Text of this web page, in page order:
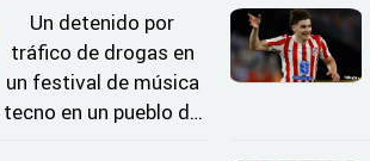
coche
Un detenido por
tráfico de drogas en
un festival de música
tecno en un pueblo de